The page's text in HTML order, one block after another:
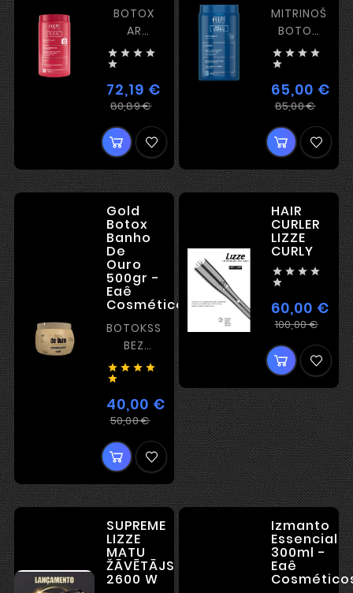
BOTOX
AR
REKONSTRUKCIJU
IZTAISNOŠANAS
UN
VEIDOŠANAS
EFEKTU
   

72,19 €
80,89 €
Ierastā
Cena
MITRINOŠAIS
BOTOX
AR
SPOGULI
UN BEZ
   

65,00 €
85,00 €
cena
Gold
Botox
Banho
De
Ouro
500gr -
Eaê
Cosméticos
BOTOKSS
BEZ
IZTAISNOŠANAS
   

40,00 €
50,00 €
Ierastā
cena
Cena
HAIR
CURLER
LIZZE
CURLY
   

60,00 €
100,00 €
SUPREME
LIZZE
MATU
ŽĀVĒTĀJS
2600 W
Izmanto
Essencial
300ml -
Eaê